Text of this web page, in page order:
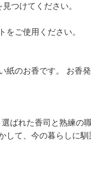
つけてください。
をご使用ください。
紙のお香です。 お
ばれた香司と熟練
して、今の暮らしに